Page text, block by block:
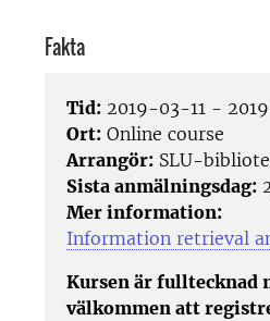
Fakta
Tid: 2019-03-11 -
Ort: Online course
Arrangör: SLU-
Sista anmälningsdag:
Mer information:
Information retrieval
Kursen är fulltecknad
välkommen att